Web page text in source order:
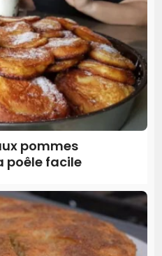
pommes
poêle facile